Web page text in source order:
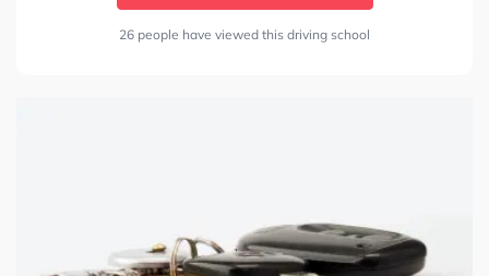
26 people have viewed this driving school